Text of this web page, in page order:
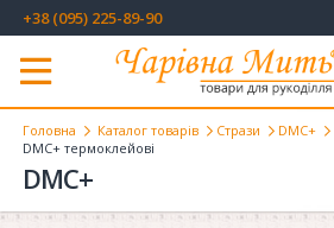
+38 (095) 225-89-90
Меню
Головна Каталог товарів Стрази DMC+
DMC+ термоклейові
DMC+